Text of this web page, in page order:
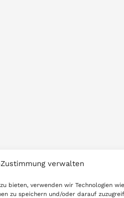
verwalten
bieten, verwenden wir Technologien wie
zu speichern und/oder darauf